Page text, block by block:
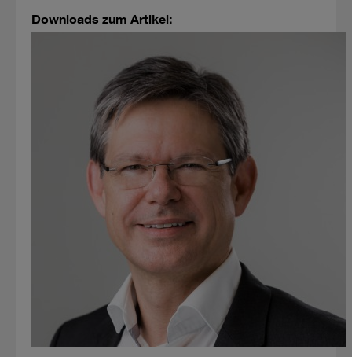
Downloads zum Artikel: